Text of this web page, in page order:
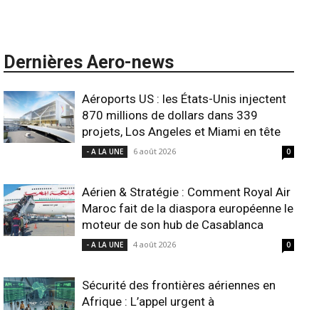
Dernières Aero-news
Aéroports US : les États-Unis injectent
870 millions de dollars dans 339
projets, Los Angeles et Miami en tête
- A LA UNE 6 août 2026 0
Aérien & Stratégie : Comment Royal Air
Maroc fait de la diaspora européenne le
moteur de son hub de Casablanca
- A LA UNE 4 août 2026 0
Sécurité des frontières aériennes en
Afrique : L’appel urgent à